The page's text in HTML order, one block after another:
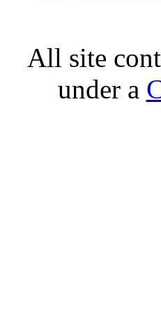
All site
under a